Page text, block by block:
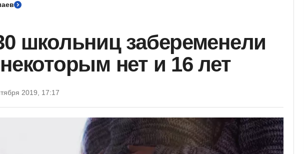
школьниц забеременели
нет и 16 лет
2019, 17:17